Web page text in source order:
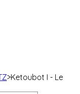
>Ketoubot I - Le